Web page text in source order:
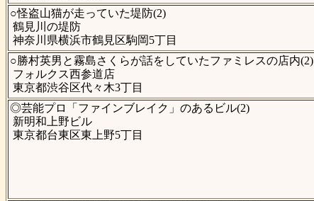
○怪盗山猫が走っていた堤防(2)
鶴見川の堤防
神奈川県横浜市鶴見区駒岡5丁目
○勝村英男と霧島さくらが話をしていたファミレスの店内(2)
フォルクス西参道店
東京都渋谷区代々木3丁目
◎芸能プロ「ファインブレイク」のあるビル(2)
新明和上野ビル
東京都台東区東上野5丁目